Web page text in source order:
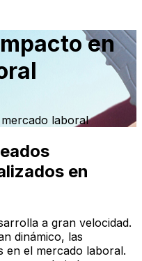
en
laboral
en
a gran velocidad.
dinámico, las
en el mercado laboral.